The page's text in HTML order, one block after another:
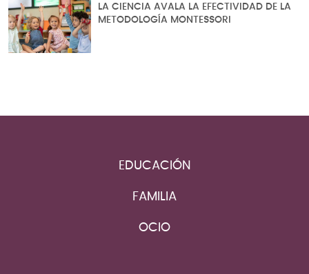
LA CIENCIA AVALA LA EFECTIVIDAD DE LA
METODOLOGÍA MONTESSORI
EDUCACIÓN
FAMILIA
OCIO